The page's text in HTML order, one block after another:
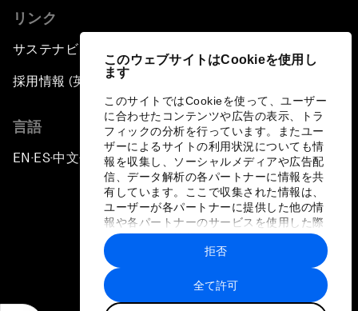
このウェブサイトはCookieを使用し
ます
このサイトではCookieを使って、ユーザー
に合わせたコンテンツや広告の表示、トラ
フィックの分析を行っています。またユー
ザーによるサイトの利用状況についても情
報を収集し、ソーシャルメディアや広告配
信、データ解析の各パートナーに情報を共
有しています。ここで収集された情報は、
ユーザーが各パートナーに提供した他の情
報や各パートナーのサービスを使用した際
に収集された情報と組み合わされ、各パー
トナーによって使用されることがありま
す。
全て許可
拒否
リンク
サステナビリティへの取り組み
採用情報 (英語のみ)
言語
EN ▪ES▪中文▪ 日本語
プライバシーポリシーと利用規約
サイトマップ